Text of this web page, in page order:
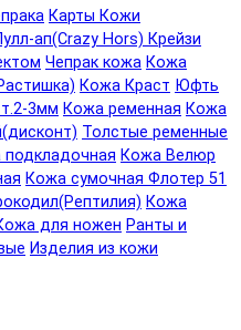
Карты Кожи
ап(Crazy Hors) Крейзи
Чепрак кожа Кожа
Кожа Краст Юфть
3мм Кожа ременная Кожа
Толстые ременные
подкладочная Кожа Велюр
Кожа сумочная Флотер 51
Кожа
для ножен Ранты и
Изделия из кожи